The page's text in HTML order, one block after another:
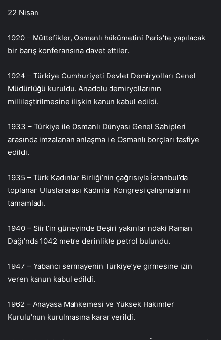
22 Nisan
1920 – Müttefikler, Osmanlı hükümetini Paris’te yapılacak
bir barış konferansına davet ettiler.
1924 – Türkiye Cumhuriyeti Devlet Demiryolları Genel
Müdürlüğü kuruldu. Anadolu demiryollarının
millileştirilmesine ilişkin kanun kabul edildi.
1933 – Türkiye ile Osmanlı Dünyası Genel Sahipleri
arasında imzalanan anlaşma ile Osmanlı borçları tasfiye
edildi.
1935 – Türk Kadınlar Birliği’nin çağrısıyla İstanbul’da
toplanan Uluslararası Kadınlar Kongresi çalışmalarını
tamamladı.
1940 – Siirt’in güneyinde Beşiri yakınlarındaki Raman
Dağı’nda 1042 metre derinlikte petrol bulundu.
1947 – Yabancı sermayenin Türkiye’ye girmesine izin
veren kanun kabul edildi.
1962 – Anayasa Mahkemesi ve Yüksek Hakimler
Kurulu’nun kurulmasına karar verildi.